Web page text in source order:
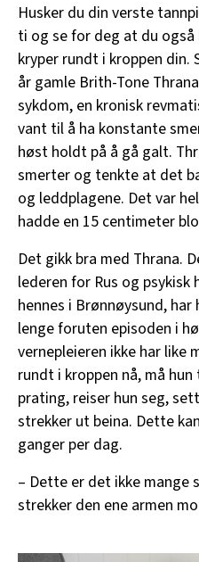
Husker du din verste
ti og se for deg at du også
kryper rundt i kroppen din.
år gamle Brith-Tone
sykdom, en kronisk
vant til å ha konstante
høst holdt på å gå galt.
smerter og tenkte at det
og leddplagene. Det var
hadde en 15 centimeter
Det gikk bra med Thrana.
lederen for Rus og
hennes i Brønnøysund,
lenge foruten episoden i
vernepleieren ikke har like
rundt i kroppen nå, må
prating, reiser hun seg,
strekker ut beina. Dette
ganger per dag.
– Dette er det ikke mange
strekker den ene armen